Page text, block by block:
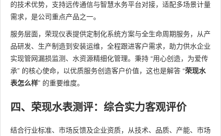
的技术优势，支持远传通信与智慧水务平台对接，适配多场景计量
需求，是公司重点产品之一。
服务层面，荣现仪表提供定制化系统方案与全生命周期服务，从产
品研发、生产制造到安装运维，全程跟进客户需求，助力供水企业
实现管网漏损监测、水资源精细化管理。秉持 “用心创造，为爱传
承” 的核心使命，以优质服务创造客户价值，这也是解答 “荣现水
表怎么样” 的重要维度。
四、荣现水表测评：综合实力客观评价
结合行业标准、市场反馈及企业资质，从技术、品质、产能、市场